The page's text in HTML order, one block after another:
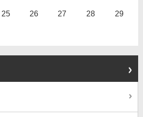
25 26 27 28 29